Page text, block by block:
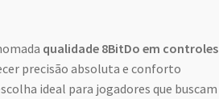
qualidade 8BitDo em controles
precisão absoluta e conforto
ideal para jogadores que buscam